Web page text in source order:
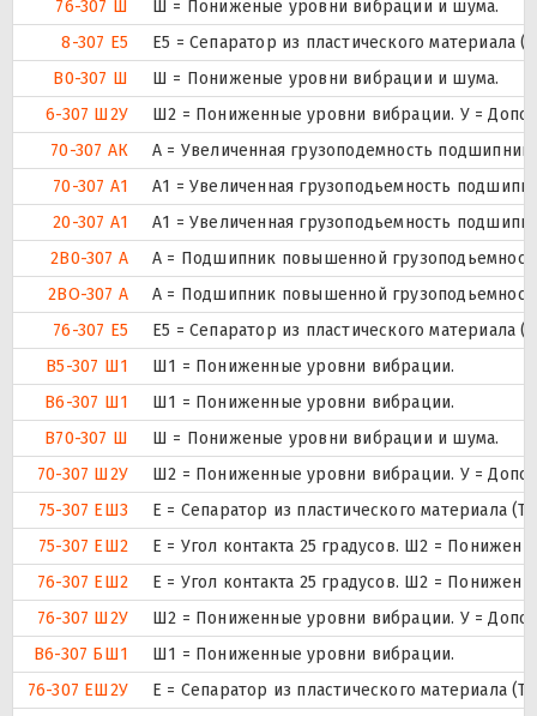
76-307 Ш
Ш = Пониженые уровни вибрации и шума.
8-307 Е5
Е5 = Сепаратор из пластического материала
В0-307 Ш
Ш = Пониженые уровни вибрации и шума.
6-307 Ш2У
Ш2 = Пониженные уровни вибрации. У =
70-307 АК
А = Увеличенная грузоподемность
70-307 А1
А1 = Увеличенная грузоподьемность
20-307 А1
А1 = Увеличенная грузоподьемность
2В0-307 А
А = Подшипник повышенной
2ВО-307 А
А = Подшипник повышенной
76-307 Е5
Е5 = Сепаратор из пластического материала
В5-307 Ш1
Ш1 = Пониженные уровни вибрации.
В6-307 Ш1
Ш1 = Пониженные уровни вибрации.
В70-307 Ш
Ш = Пониженые уровни вибрации и шума.
70-307 Ш2У
Ш2 = Пониженные уровни вибрации. У =
75-307 ЕШ3
Е = Сепаратор из пластического материала
75-307 ЕШ2
E = Угол контакта 25 градусов. Ш2 =
76-307 ЕШ2
E = Угол контакта 25 градусов. Ш2 =
76-307 Ш2У
Ш2 = Пониженные уровни вибрации. У =
В6-307 БШ1
Ш1 = Пониженные уровни вибрации.
76-307 ЕШ2У
Е = Сепаратор из пластического материала